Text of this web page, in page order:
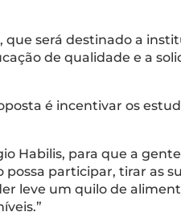
, que será destinado a
de qualidade e a
é incentivar os
Habilis, para que a
participar, tirar as
leve um quilo de